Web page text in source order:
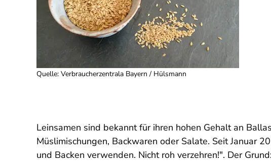
Quelle: Verbraucherzentrala Bayern / Hülsmann
Leinsamen sind bekannt für ihren hohen Gehalt an
Müslimischungen, Backwaren oder Salate. Seit Januar
und Backen verwenden. Nicht roh verzehren!". Der